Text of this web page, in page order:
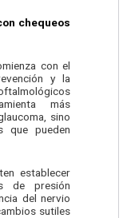
chequeos
con el
y la
más
sino
que pueden
establecer
de presión
del nervio
sutiles